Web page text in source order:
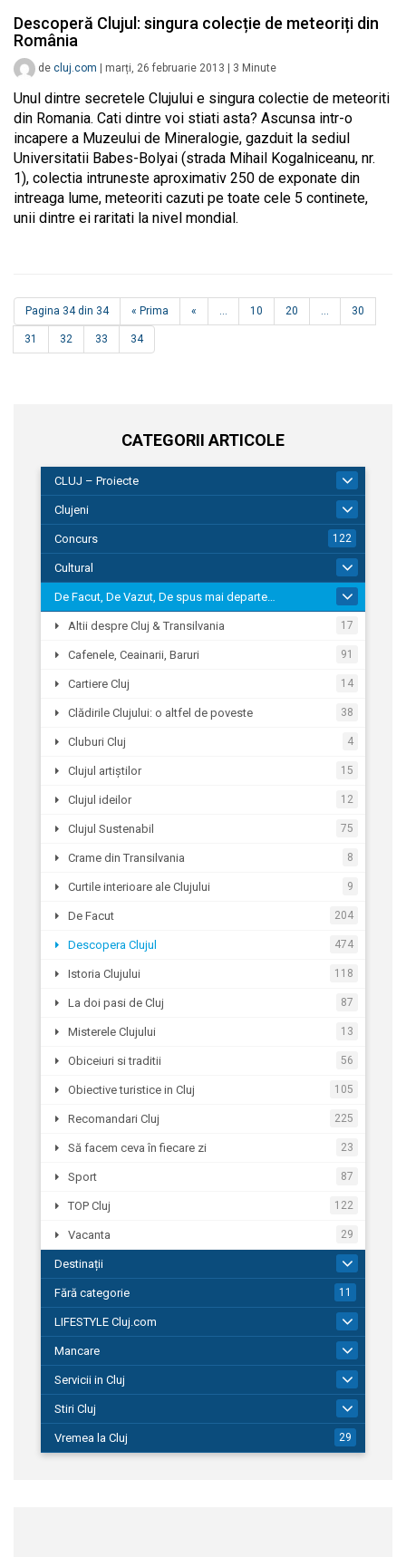
Descoperă Clujul: singura colecție de meteoriți din
România
de cluj.com marți, 26 februarie 2013 3 Minute
Unul dintre secretele Clujului e singura colectie de meteoriti
din Romania. Cati dintre voi stiati asta? Ascunsa intr-o
incapere a Muzeului de Mineralogie, gazduit la sediul
Universitatii Babes-Bolyai (strada Mihail Kogalniceanu, nr.
1), colectia intruneste aproximativ 250 de exponate din
intreaga lume, meteoriti cazuti pe toate cele 5 continete,
unii dintre ei raritati la nivel mondial.
Pagina 34 din 34 « Prima « ... 10 20 ... 30
31 32 33 34
CATEGORII ARTICOLE
CLUJ – Proiecte
Clujeni
Concurs 122
Cultural
De Facut, De Vazut, De spus mai departe…
1.318
Altii despre Cluj & Transilvania 17
Cafenele, Ceainarii, Baruri 91
Cartiere Cluj 14
Clădirile Clujului: o altfel de poveste 38
Cluburi Cluj 4
Clujul artiștilor 15
Clujul ideilor 12
Clujul Sustenabil 75
Crame din Transilvania 8
Curtile interioare ale Clujului 9
De Facut 204
Descopera Clujul 474
Istoria Clujului 118
La doi pasi de Cluj 87
Misterele Clujului 13
Obiceiuri si traditii 56
Obiective turistice in Cluj 105
Recomandari Cluj 225
Să facem ceva în fiecare zi 23
Sport 87
TOP Cluj 122
Vacanta 29
Destinații
Fără categorie 11
LIFESTYLE Cluj.com
Mancare
Servicii in Cluj
Stiri Cluj
Vremea la Cluj 29